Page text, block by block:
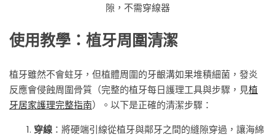
隙，不需穿線器
使用教學：植牙周圍清潔
植牙雖然不會蛀牙，但植體周圍的牙齦溝如果堆積細菌，發炎
反應會侵蝕周圍骨質（完整的植牙每日護理工具與步驟，見植
牙居家護理完整指南）。以下是正確的清潔步驟：
穿線 ：將硬端引線從植牙與鄰牙之間的縫隙穿過，讓海綿